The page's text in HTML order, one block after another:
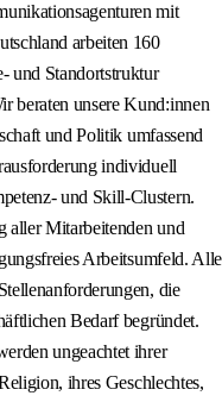
mit
arbeiten 160
und Standortstruktur
beraten unsere Kund:innen
und Politik umfassend
individuell
und Skill-Clustern.
aller Mitarbeitenden und
Arbeitsumfeld. Alle
die
Bedarf begründet.
ungeachtet ihrer
ihres Geschlechtes,